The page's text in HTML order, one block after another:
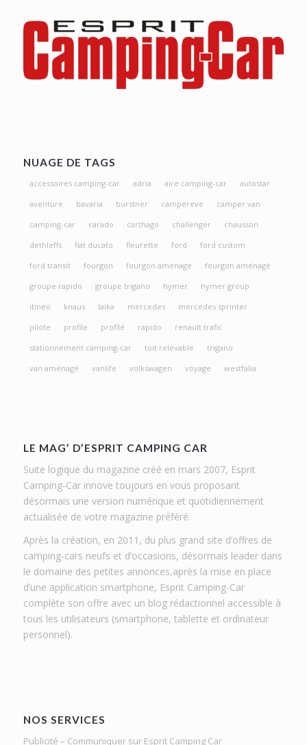
NUAGE DE TAGS
accessoires camping-car adria aire camping-car
autostar
aventure
bavaria burstner campereve
camper van
camping-car
carado carthago challenger
chausson
dethleffs
fiat ducato fleurette ford
ford custom
ford transit
fourgon fourgon amenage
fourgon aménagé
groupe rapido
groupe trigano hymer
hymer group
itineo
knaus laika mercedes
mercedes sprinter
pilote
profile profilé rapido
renault trafic
stationnement camping-car
toit relevable
trigano
van aménagé
vanlife volkswagen voyage westfalia
LE MAG’ D’ESPRIT CAMPING CAR
Suite logique du magazine créé en mars 2007, Esprit
Camping-Car innove toujours en vous proposant
désormais une version numérique et quotidiennement
actualisée de votre magazine préféré.
Après la création, en 2011, du plus grand site d’offres de
camping-cars neufs et d’occasions, désormais leader dans
le domaine des petites annonces,après la mise en place
d’une application smartphone, Esprit Camping-Car
complète son offre avec un blog rédactionnel accessible à
tous les utilisateurs (smartphone, tablette et ordinateur
personnel).
NOS SERVICES
Publicité – Communiquer sur Esprit Camping Car